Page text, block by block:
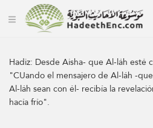
Hadiz: Desde Aisha- que Al-láh esté
"CUando el mensajero de Al-láh -
Al-láh sean con él- recibía la
hacía frío".